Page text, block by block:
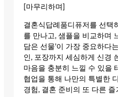
[마무리하며]
결혼식답례품디퓨저를 선택
를 만나고, 샘플을 비교하며
담은 선물’이 가장 중요하다
인, 포장까지 세심하게 신경
마음을 충분히 느낄 수 있을
협업을 통해 나만의 특별한
경험, 결혼 준비의 또 다른